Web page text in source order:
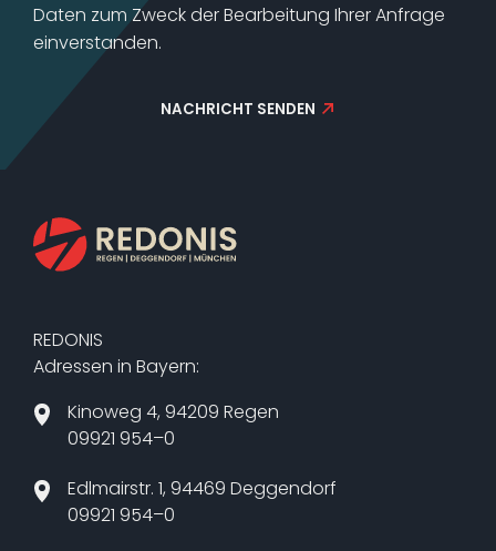
Daten zum Zweck der Bearbeitung Ihrer Anfrage
einverstanden.
NACHRICHT SENDEN
REDONIS
Adressen in Bayern:
Kinoweg 4, 94209 Regen
09921 954–0
Edlmairstr. 1, 94469 Deggendorf
09921 954–0